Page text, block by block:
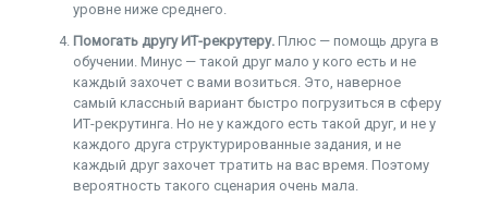
уровне ниже среднего.
Помогать другу ИТ-рекрутеру. Плюс — помощь друга в
обучении. Минус — такой друг мало у кого есть и не
каждый захочет с вами возиться. Это, наверное
самый классный вариант быстро погрузиться в сферу
ИТ-рекрутинга. Но не у каждого есть такой друг, и не у
каждого друга структурированные задания, и не
каждый друг захочет тратить на вас время. Поэтому
вероятность такого сценария очень мала.